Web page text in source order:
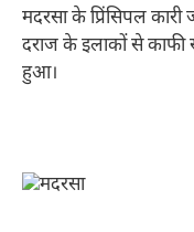
मदरसा के प्रिंसिपल
दराज के इलाकों से
हुआ।